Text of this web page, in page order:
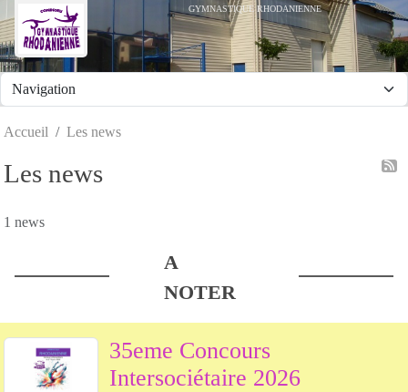
GYMNASTIQUE RHODANIENNE
Accueil Les news
Les news
1 news
A
NOTER
35eme Concours
Intersociétaire 2026
Panneau de gestion des cookies